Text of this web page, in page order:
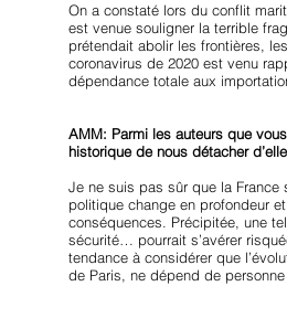
On a constaté lors du conflit
est venue souligner la terrible
prétendait abolir les frontières,
coronavirus de 2020 est venu
dépendance totale aux
AMM: Parmi les auteurs que
historique de nous détacher
Je ne suis pas sûr que la France
politique change en profondeur
conséquences. Précipitée, une
sécurité… pourrait s’avérer
tendance à considérer que
de Paris, ne dépend de